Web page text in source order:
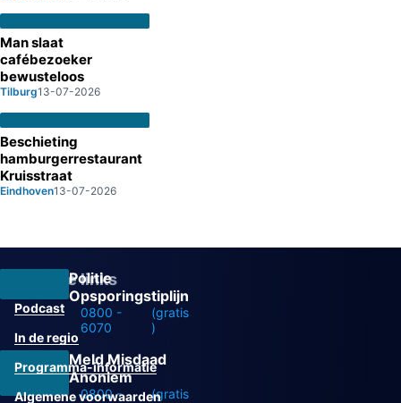
Man slaat
cafébezoeker
bewusteloos
Tilburg13-07-2026
Beschieting
hamburgerrestaurant
Kruisstraat
Eindhoven13-07-2026
Politie
Opsporingstiplijn
0800 -
6070
(gratis
)
Meld Misdaad
Anoniem
0800 -
(gratis
Overige links
Podcast
In de regio
Programma-informatie
Algemene voorwaarden